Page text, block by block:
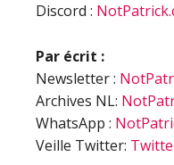
Discord :
Par écrit :
Newsletter :
Archives NL:
WhatsApp :
Veille Twitter: